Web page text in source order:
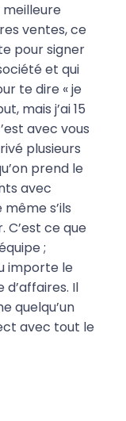
meilleure
ventes, ce
pour signer
et qui
te dire « je
mais j’ai 15
avec vous
plusieurs
prend le
avec
s’ils
C’est ce que
;
importe le
Il
quelqu’un
avec tout le